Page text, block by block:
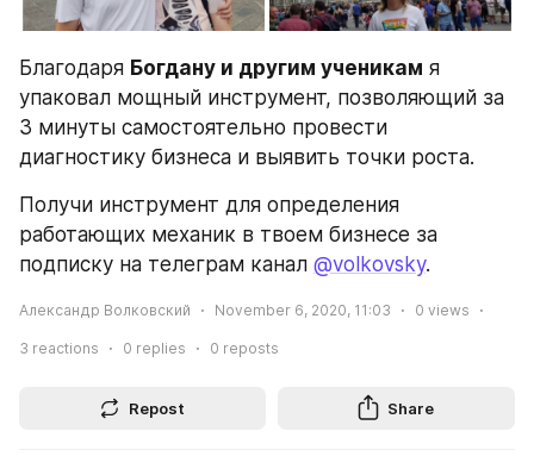
Благодаря Богдану и другим ученикам я
упаковал мощный инструмент, позволяющий за
3 минуты самостоятельно провести
диагностику бизнеса и выявить точки роста.
Получи инструмент для определения
работающих механик в твоем бизнесе за
подписку на телеграм канал @volkovsky.
Александр Волковский November 6, 2020, 11:03 0 views
3 reactions 0 replies 0 reposts
Repost Share